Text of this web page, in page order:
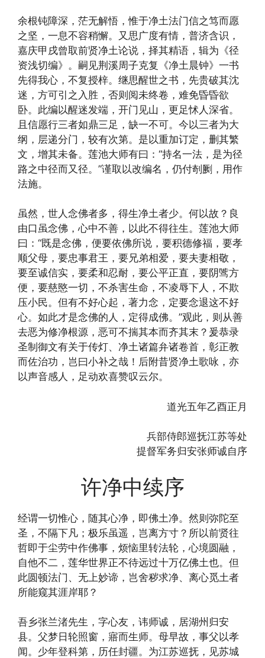
余根钝障深，茫无解悟，惟于净土法门信之笃而愿
之坚，一息不容稍懈。又思广度有情，普济含识，
嘉庆甲戌曾取前贤净土论说，择其精语，辑为《径
资浅切编》。嗣见荆溪周子克复《净土晨钟》一书
先得我心，不复授梓。继思醒世之书，先贵破其沈
迷，方可引之入胜，否则阅未终卷，难免昏昏欲
卧。此编以醒迷发端，开门见山，更足怵人深省。
且信愿行三者如鼎三足，缺一不可。今以三者为大
纲，层递分门，较有次第。是以重加订定，删其繁
文，增其未备。莲池大师有曰：“持名一法，是为径
路之中径而又径。”谨取以改编名，仍付剞劂，用作
法施。
虽然，世人念佛者多，得生净土者少。何以故？良
由口虽念佛，心中不善，以此不得往生。莲池大师
曰：“既是念佛，便要依佛所说，要积德修福，要孝
顺父母，要忠事君王，要兄弟相爱，要夫妻相敬，
要至诚信实，要柔和忍耐，要公平正直，要阴骘方
便，要慈愍一切，不杀害生命，不凌辱下人，不欺
压小民。但有不好心起，著力念，定要念退这不好
心。如此才是念佛的人，定得成佛。”观此，则从善
去恶为修净根源，恶可不揣其本而齐其末？爰恭录
圣制御文有关于传灯、净土诸篇弁诸卷首，彰正教
而佐治功，岂曰小补之哉！后附昔贤净土歌咏，亦
以声音感人，足动欢喜赞叹云尔。
道光五年乙酉正月
兵部侍郎巡抚江苏等处
提督军务归安张师诚自序
许净中续序
经谓一切惟心，随其心净，即佛土净。然则弥陀至
圣，不隔下凡；极乐虽遥，岂离方寸？所以前贤往
哲即于尘劳中作佛事，烦恼里转法轮，心境圆融，
自他不二，莲华世界正不待远过十万亿佛土也。但
此圆顿法门、无上妙谛，岂舍秽求净、离心觅土者
所能窥其涯岸耶？
吾乡张兰渚先生，字心友，讳师诚，居湖州归安
县。父梦日轮照窗，寤而生师。母早故，事父以孝
闻。少年登科第，历任封疆。为江苏巡抚，见苏城